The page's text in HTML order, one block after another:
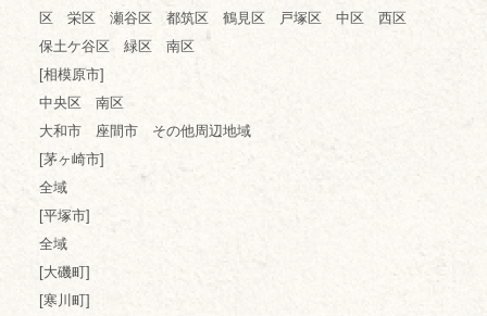
区 栄区 瀬谷区 都筑区 鶴見区 戸塚区 中区 西区
保土ケ谷区 緑区 南区
[相模原市]
中央区 南区
大和市 座間市 その他周辺地域
[茅ヶ崎市]
全域
[平塚市]
全域
[大磯町]
[寒川町]